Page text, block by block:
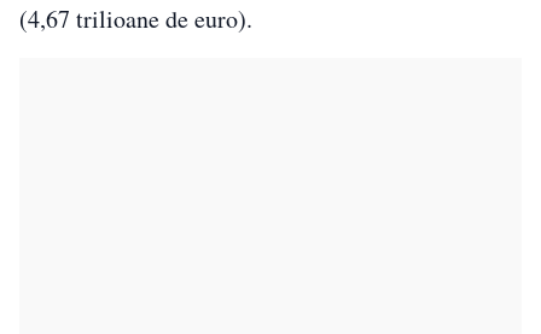
(4,67 trilioane de euro).